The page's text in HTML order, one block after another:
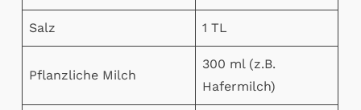
Salz 1 TL
Pflanzliche Milch
300 ml (z.B.
Hafermilch)